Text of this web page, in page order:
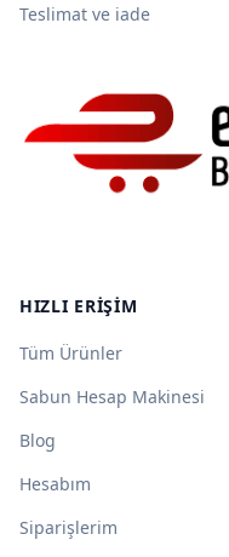
Teslimat ve iade
HIZLI ERIŞIM
Tüm Ürünler
Sabun Hesap Makinesi
Blog
Hesabım
Siparişlerim